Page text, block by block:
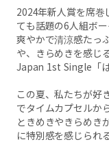
2024年新人賞を席巻
ても話題の6人組ボー
爽やかで清涼感たっ
や、きらめきを感じ
Japan 1st Single「
この夏、私たちが好
でタイムカプセルか
ときめきやきらめき
に特別感を感じられ